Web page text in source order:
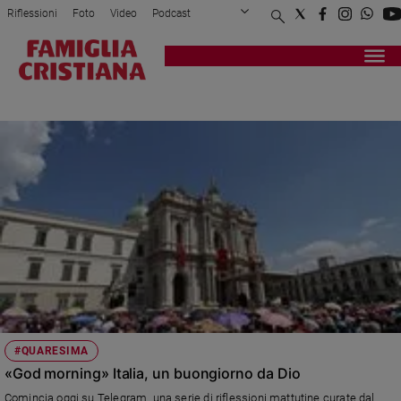
Attualità
Politica
Mondo
Economia
Legalità
giustizia
Sport
Interviste
Papa
Papa
Riflessioni Foto Video Podcast
Privacy Policy Chi siamo
Registrati Redazione
#QUARESIMA
«God morning» Italia, un buongiorno da Dio
Comincia oggi su Telegram una serie di riflessioni mattutine curate dal